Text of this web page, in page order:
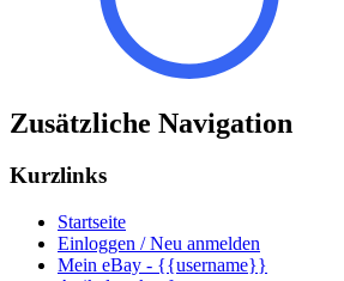
Zusätzliche Navigation
Kurzlinks
Startseite
Einloggen / Neu anmelden
Mein eBay - {{username}}